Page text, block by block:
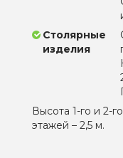
Столярные
изделия
Высота 1-го и 2-го
этажей – 2,5 м.